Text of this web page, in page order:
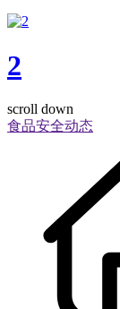
2
scroll down
食品安全动态